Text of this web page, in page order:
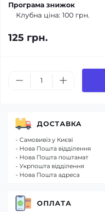
Програма знижок
Клубна ціна: 100 грн.
125 грн.
ДОСТАВКА
- Самовивіз у Києві
- Нова Пошта відділення
- Нова Пошта поштамат
- Укрпошта відділення
- Нова Пошта адреса
ОПЛАТА